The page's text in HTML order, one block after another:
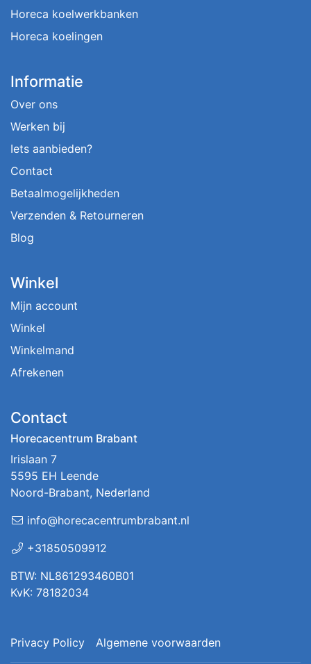
Horeca koelwerkbanken
Horeca koelingen
Informatie
Over ons
Werken bij
Iets aanbieden?
Contact
Betaalmogelijkheden
Verzenden & Retourneren
Blog
Winkel
Mijn account
Winkel
Winkelmand
Afrekenen
Contact
Horecacentrum Brabant
Irislaan 7
5595 EH Leende
Noord-Brabant, Nederland
info@horecacentrumbrabant.nl
+31850509912
BTW: NL861293460B01
KvK: 78182034
Privacy Policy Algemene voorwaarden